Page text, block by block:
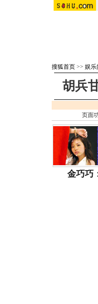
搜狐首页>> 娱乐
胡兵
页面
金巧巧